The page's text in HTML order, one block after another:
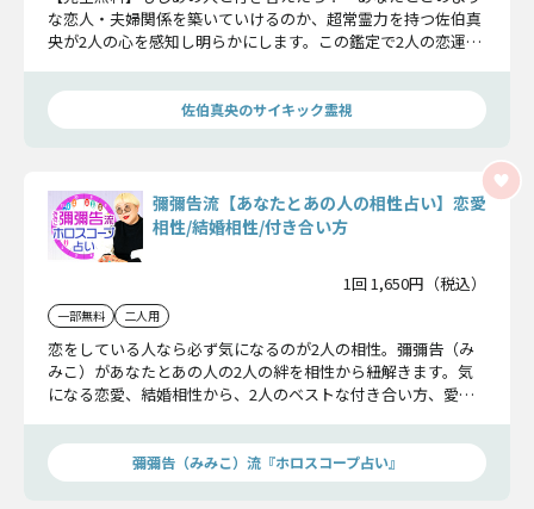
な恋人・夫婦関係を築いていけるのか、超常霊力を持つ佐伯真
央が2人の心を感知し明らかにします。この鑑定で2人の恋運命
佐伯真央のサイキック霊視
彌彌告流【あなたとあの人の相性占い】恋愛
相性/結婚相性/付き合い方
1回 1,650円（税込）
一部無料 二人用
恋をしている人なら必ず気になるのが2人の相性。彌彌告（み
みこ）があなたとあの人の2人の絆を相性から紐解きます。気
になる恋愛、結婚相性から、2人のベストな付き合い方、愛が
が満載です。
彌彌告（みみこ）流『ホロスコープ占い』